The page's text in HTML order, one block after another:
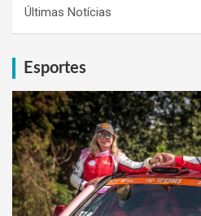
Últimas Notícias
Esportes